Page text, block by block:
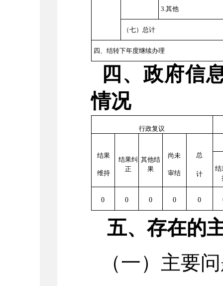
3.其他
（七）总计
四、结转下年度继续办理
四、政府信
情况
行政复议
结果
维持
结果纠
正
其他结
果
尚未
审结
总
计
结
0 0 0 0 0
五、存在的
（一）主要